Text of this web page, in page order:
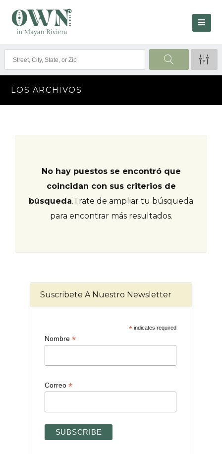
LOS ARCHIVOS
No hay puestos se encontró que
coincidan con sus criterios de
búsqueda.Trate de ampliar tu búsqueda
para encontrar más resultados.
Suscribete A Nuestro Newsletter
*indicates required
Nombre *
Correo *